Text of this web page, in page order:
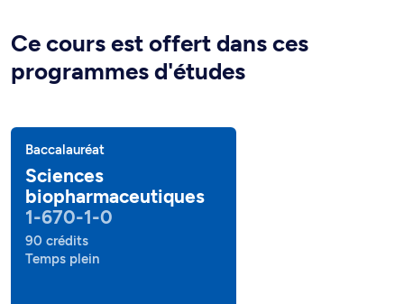
Ce cours est offert dans ces
programmes d'études
Baccalauréat
Sciences
biopharmaceutiques
1-670-1-0
90 crédits
Temps plein